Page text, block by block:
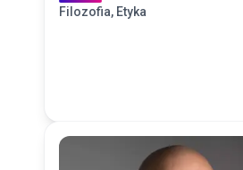
Filozofia, Etyka